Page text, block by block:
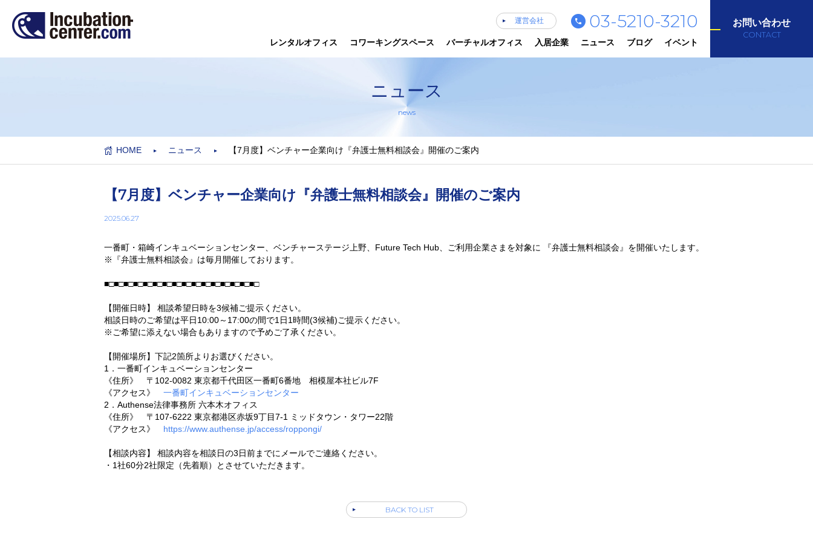
運営会社 03-5210-3210
レンタルオフィス コワーキングスペース バーチャルオフィス 入居企業 ニュース ブログ イベント
お問い合わせ
CONTACT
ニュース
news
HOME ニュース 【7月度】ベンチャー企業向け『弁護士無料相談会』開催のご案内
【7月度】ベンチャー企業向け『弁護士無料相談会』開催のご案内
2025.06.27
一番町・箱崎インキュベーションセンター、ベンチャーステージ上野、Future Tech Hub、ご利用企業さまを対象に 『弁護士無料相談会』を開催いたします。
※『弁護士無料相談会』は毎月開催しております。
■□■□■□■□■□■□■□■□■□■□■□■□■□■□■□■□
【開催日時】 相談希望日時を3候補ご提示ください。
相談日時のご希望は平日10:00～17:00の間で1日1時間(3候補)ご提示ください。
※ご希望に添えない場合もありますので予めご了承ください。
【開催場所】下記2箇所よりお選びください。
1．一番町インキュベーションセンター
《住所》 〒102-0082 東京都千代田区一番町6番地 相模屋本社ビル7F
《アクセス》 一番町インキュベーションセンター
2．Authense法律事務所 六本木オフィス
《住所》 〒107-6222 東京都港区赤坂9丁目7-1 ミッドタウン・タワー22階
《アクセス》 https://www.authense.jp/access/roppongi/
【相談内容】 相談内容を相談日の3日前までにメールでご連絡ください。
・1社60分2社限定（先着順）とさせていただきます。
BACK TO LIST